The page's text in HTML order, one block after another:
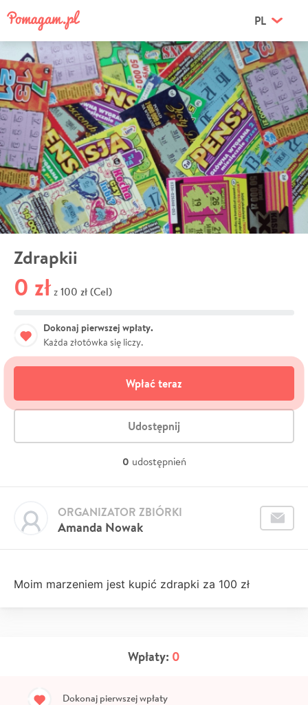
PL
Zdrapkii
0 zł z 100 zł (Cel)
Dokonaj pierwszej wpłaty.
Każda złotówka się liczy.
Wpłać teraz
Udostępnij
0 udostępnień
Amanda Nowak
ORGANIZATOR ZBIÓRKI
Moim marzeniem jest kupić zdrapki za 100 zł
Wpłaty: 0
Dokonaj pierwszej wpłaty